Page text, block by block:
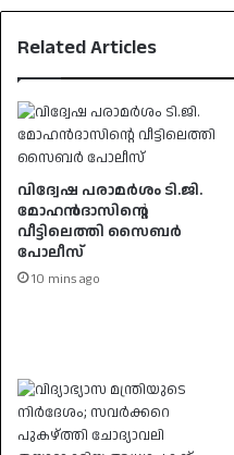
Related Articles
വിദ്വേഷ പരാമർശം ടി.ജി.
മോഹൻദാസിൻ്റെ
വീട്ടിലെത്തി സൈബർ
പോലീസ്
10 mins ago